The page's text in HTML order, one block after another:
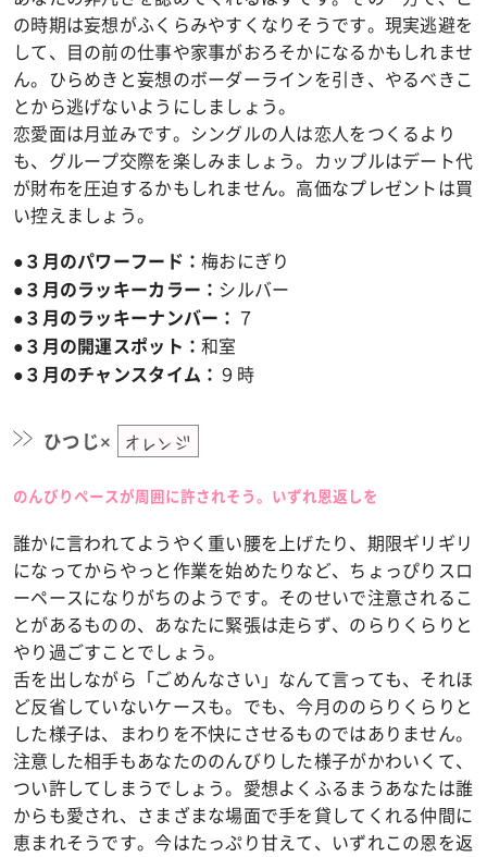
の時期は妄想がふくらみやすくなりそうです。現実逃避を
して、目の前の仕事や家事がおろそかになるかもしれませ
ん。ひらめきと妄想のボーダーラインを引き、やるべきこ
とから逃げないようにしましょう。
恋愛面は月並みです。シングルの人は恋人をつくるより
も、グループ交際を楽しみましょう。カップルはデート代
が財布を圧迫するかもしれません。高価なプレゼントは買
い控えましょう。
●３月のパワーフード：梅おにぎり
●３月のラッキーカラー： シルバー
●３月のラッキーナンバー： ７
●３月の開運スポット：和室
●３月のチャンスタイム： ９時
ひつじ× オレンジ
のんびりペースが周囲に許されそう。いずれ恩返しを
誰かに言われてようやく重い腰を上げたり、期限ギリギリ
になってからやっと作業を始めたりなど、ちょっぴりスロ
ーペースになりがちのようです。そのせいで注意されるこ
とがあるものの、あなたに緊張は走らず、のらりくらりと
やり過ごすことでしょう。
舌を出しながら「ごめんなさい」なんて言っても、それほ
ど反省していないケースも。でも、今月ののらりくらりと
した様子は、まわりを不快にさせるものではありません。
注意した相手もあなたののんびりした様子がかわいくて、
つい許してしまうでしょう。愛想よくふるまうあなたは誰
からも愛され、さまざまな場面で手を貸してくれる仲間に
恵まれそうです。今はたっぷり甘えて、いずれこの恩を返